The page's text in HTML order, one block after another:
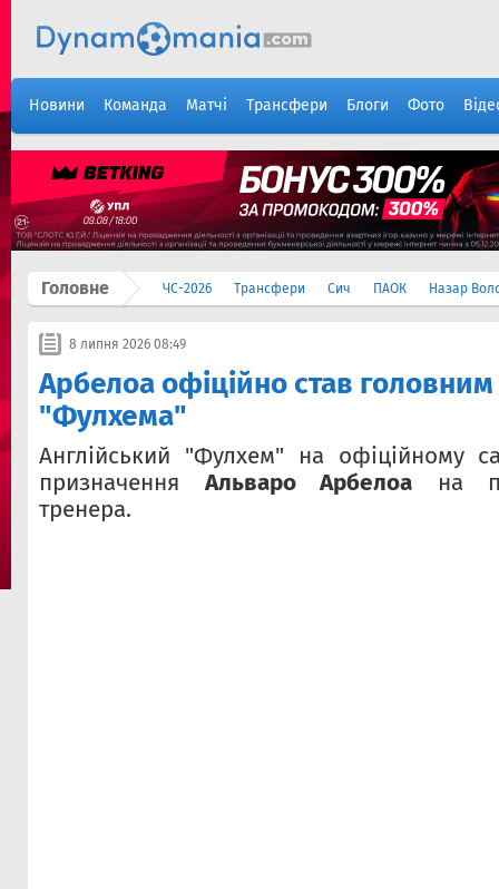
Новини Команда Матчі Трансфери Блоги Фото
Головне ЧС-2026 Трансфери Сич ПАОК Назар
8 липня 2026 08:49
Арбелоа офіційно став
"Фулхема"
Англійський "Фулхем" на офіційному
призначення Альваро Арбелоа на
тренера.